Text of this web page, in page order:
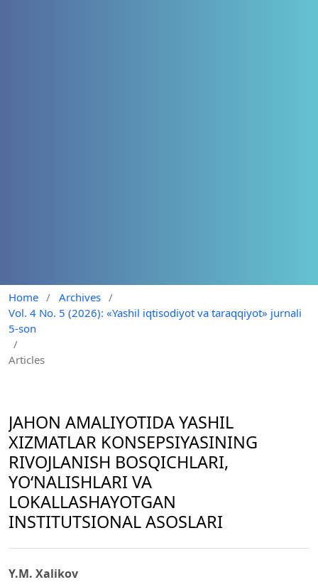
Home / Archives /
Vol. 4 No. 5 (2026): «Yashil iqtisodiyot va taraqqiyot» jurnali
5-son
/
Articles
JAHON AMALIYOTIDA YASHIL
XIZMATLAR KONSEPSIYASINING
RIVOJLANISH BOSQICHLARI,
YO‘NALISHLARI VA
LOKALLASHAYOTGAN
INSTITUTSIONAL ASOSLARI
Y.M. Xalikov